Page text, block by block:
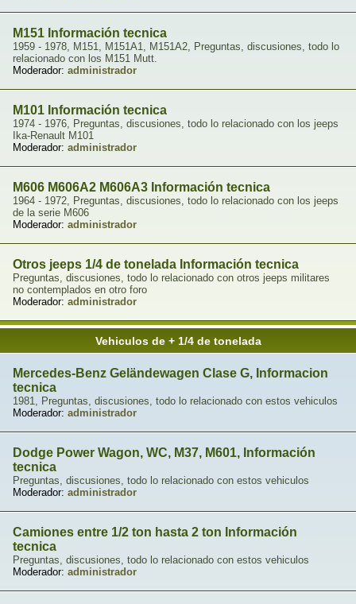
M151 Información tecnica
1959 - 1978, M151, M151A1, M151A2, Preguntas, discusiones, todo lo
relacionado con los M151 Mutt.
Moderador: administrador
M101 Información tecnica
1974 - 1976, Preguntas, discusiones, todo lo relacionado con los jeeps
Ika-Renault M101
Moderador: administrador
M606 M606A2 M606A3 Información tecnica
1964 - 1972, Preguntas, discusiones, todo lo relacionado con los jeeps
de la serie M606
Moderador: administrador
Otros jeeps 1/4 de tonelada Información tecnica
Preguntas, discusiones, todo lo relacionado con otros jeeps militares
no contemplados en otro foro
Moderador: administrador
Vehiculos de + 1/4 de tonelada
Mercedes-Benz Geländewagen Clase G, Informacion
tecnica
1981, Preguntas, discusiones, todo lo relacionado con estos vehiculos
Moderador: administrador
Dodge Power Wagon, WC, M37, M601, Información
tecnica
Preguntas, discusiones, todo lo relacionado con estos vehiculos
Moderador: administrador
Camiones entre 1/2 ton hasta 2 ton Información
tecnica
Preguntas, discusiones, todo lo relacionado con estos vehiculos
Moderador: administrador